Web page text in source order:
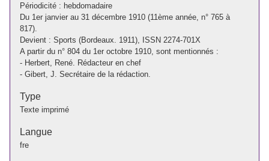
Périodicité : hebdomadaire
Du 1er janvier au 31 décembre 1910 (11ème année, n° 765 à
817).
Devient : Sports (Bordeaux. 1911), ISSN 2274-701X
A partir du n° 804 du 1er octobre 1910, sont mentionnés :
- Herbert, René. Rédacteur en chef
- Gibert, J. Secrétaire de la rédaction.
Type
Texte imprimé
Langue
fre